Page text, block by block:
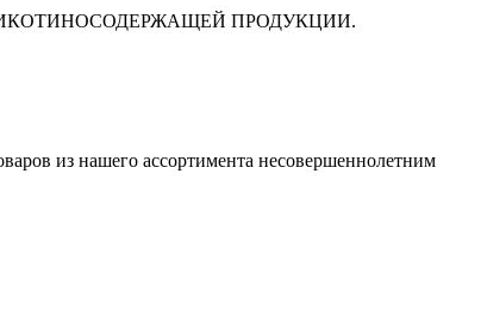
ПРОДУКЦИИ.
из нашего ассортимента несовершеннолетним